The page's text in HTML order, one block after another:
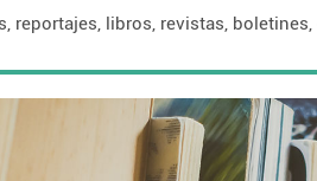
libros, revistas,